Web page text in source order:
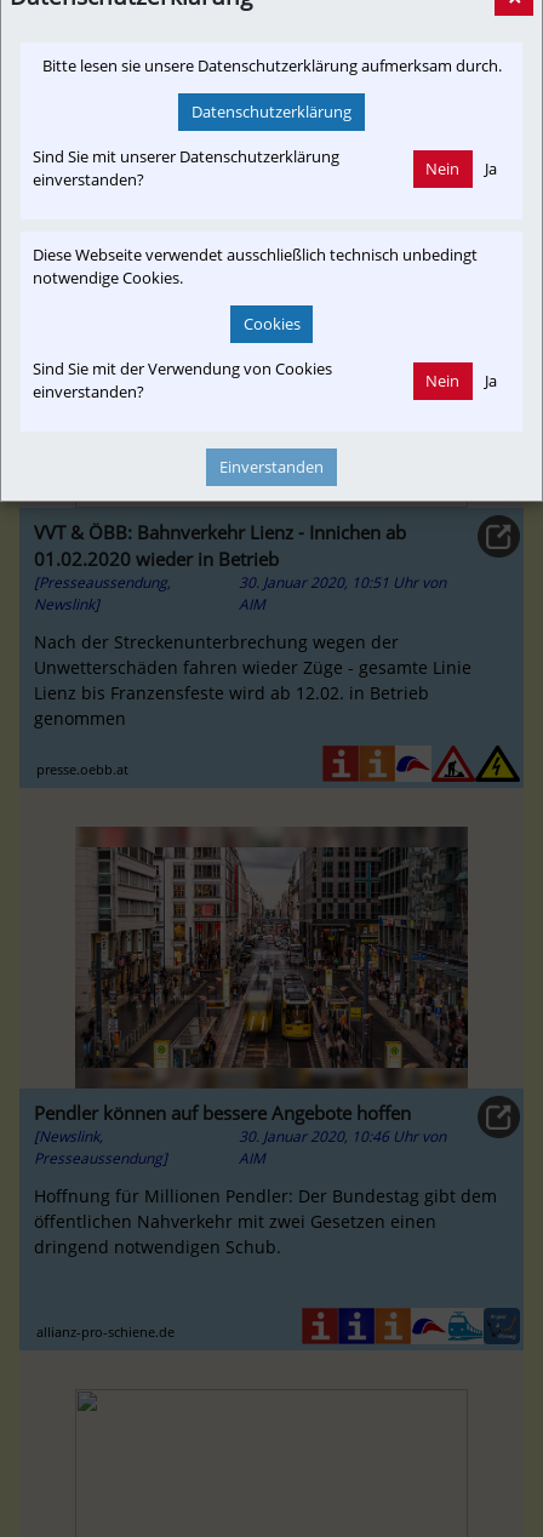
AIM
Vorchdorf-Eggenberg werden ab 2025 ausgetauscht
nachrichten.at
VVT & ÖBB: Bahnverkehr Lienz - Innichen ab
01.02.2020 wieder in Betrieb
[Presseaussendung,
Newslink]
30. Januar 2020, 10:51 Uhr von
AIM
Nach der Streckenunterbrechung wegen der
Unwetterschäden fahren wieder Züge - gesamte Linie
Lienz bis Franzensfeste wird ab 12.02. in Betrieb
genommen
presse.oebb.at
Pendler können auf bessere Angebote hoffen
[Newslink,
Presseaussendung]
30. Januar 2020, 10:46 Uhr von
AIM
Hoffnung für Millionen Pendler: Der Bundestag gibt dem
öffentlichen Nahverkehr mit zwei Gesetzen einen
dringend notwendigen Schub.
allianz-pro-schiene.de
Bitte lesen sie unsere Datenschutzerklärung aufmerksam durch.
Datenschutzerklärung
Sind Sie mit unserer Datenschutzerklärung
einverstanden?
Nein Ja
Diese Webseite verwendet ausschließlich technisch unbedingt
notwendige Cookies.
Cookies
Sind Sie mit der Verwendung von Cookies
einverstanden?
Nein Ja
Einverstanden